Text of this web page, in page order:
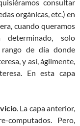
consultar
orgánicas, etc.) en
cuando queramos
solo
de día donde
y así, ágilmente,
En esta capa
. La capa anterior,
computados. Pero,